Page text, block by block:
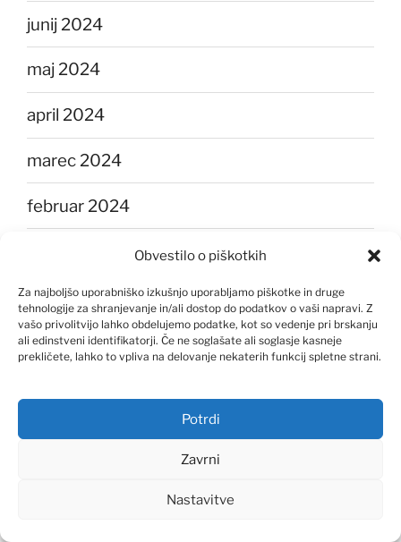
Obvestilo o piškotkih
Za najboljšo uporabniško izkušnjo uporabljamo piškotke in druge
tehnologije za shranjevanje in/ali dostop do podatkov o vaši napravi. Z
vašo privolitvijo lahko obdelujemo podatke, kot so vedenje pri brskanju
ali edinstveni identifikatorji. Če ne soglašate ali soglasje kasneje
prekličete, lahko to vpliva na delovanje nekaterih funkcij spletne strani.
Potrdi
Zavrni
Nastavitve
junij 2024
maj 2024
april 2024
marec 2024
februar 2024
december 2023
november 2023